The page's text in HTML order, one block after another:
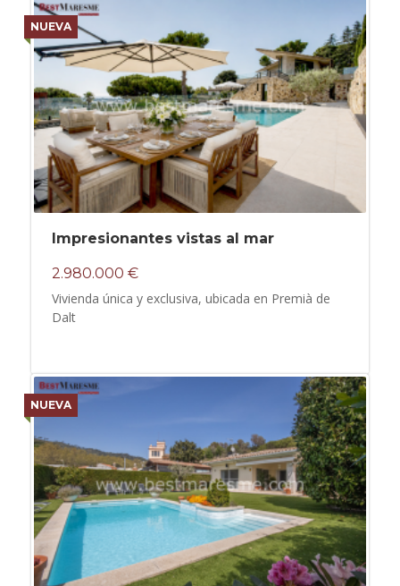
NUEVA
Impresionantes vistas al mar
2.980.000 €
Vivienda única y exclusiva, ubicada en Premià de
Dalt
NUEVA